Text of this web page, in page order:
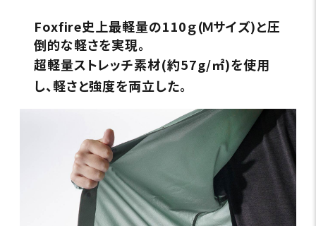
Foxfire史上最軽量の110ｇ(Ｍサイズ)と圧
倒的な軽さを実現。
超軽量ストレッチ素材(約57g/㎡)を使用
し、軽さと強度を両立した。